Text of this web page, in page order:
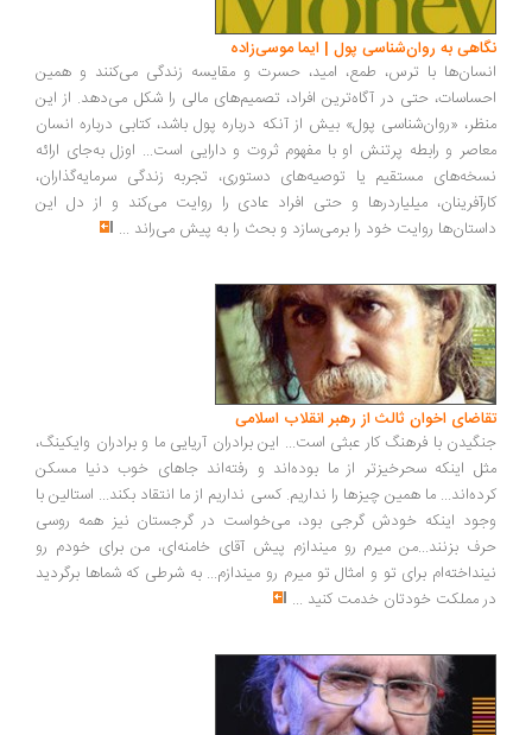
به روان‌شناسی پول | ایما موسی‌زاده
با ترس، طمع، امید، حسرت و مقایسه زندگی می‌کنند و همین
حتی در آگاه‌ترین افراد، تصمیم‌های مالی را شکل می‌دهد. از این
«روان‌شناسی پول» بیش از آنکه درباره پول باشد، کتابی درباره انسان
و رابطه پرتنش او با مفهوم ثروت و دارایی است... اوزل به‌جای ارائه
مستقیم یا توصیه‌های دستوری، تجربه زندگی سرمایه‌گذاران،
میلیاردرها و حتی افراد عادی را روایت می‌کند و از دل این
روایت خود را برمی‌سازد و بحث را به پیش می‌راند ...
اخوان ثالث از رهبر انقلاب اسلامی
با فرهنگ کار عبثی است... این برادران آریایی ما و برادران وایکینگ،
اینکه سحرخیزتر از ما بوده‌اند و رفته‌اند جاهای خوب دنیا مسکن
ما همین چیزها را نداریم. کسی نداریم از ما انتقاد بکند... استالین با
اینکه خودش گرجی بود، می‌خواست در گرجستان نیز همه روسی
بزنند...من میرم رو میندازم پیش آقای خامنه‌ای، من برای خودم رو
برای تو و امثال تو میرم رو میندازم... به شرطی که شماها برگردید
مملکت خودتان خدمت کنید...